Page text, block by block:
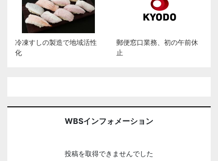
冷凍すしの製造で地域活性
化
郵便窓口業務、初の午前休
止
WBSインフォメーション
投稿を取得できませんでした